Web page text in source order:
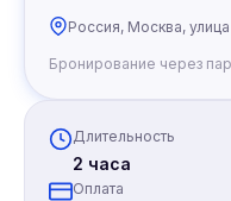
Длительность
2 часа
Оплата
Россия, Москва,
Бронирование через